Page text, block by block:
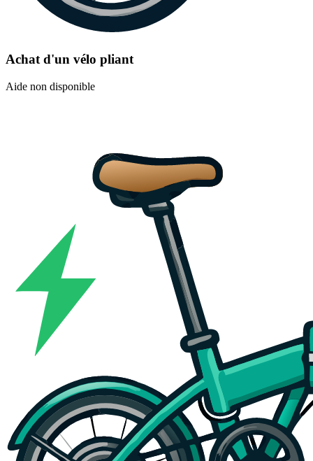
Achat d'un vélo pliant
Aide non disponible